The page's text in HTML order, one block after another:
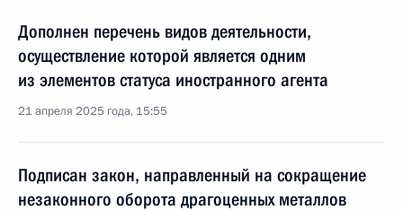
Дополнен перечень видов деятельности,
осуществление которой является одним
из элементов статуса иностранного агента
21 апреля 2025 года, 15:55
Подписан закон, направленный на сокращение
незаконного оборота драгоценных металлов